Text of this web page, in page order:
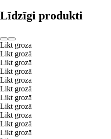
Līdzīgi produkti
Likt grozā
Likt grozā
Likt grozā
Likt grozā
Likt grozā
Likt grozā
Likt grozā
Likt grozā
Likt grozā
Likt grozā
Likt grozā